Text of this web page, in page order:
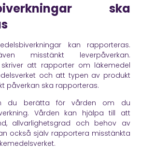
ska
kan rapporteras.
misstänkt leverpåverkan.
skriver att rapporter om läkemedel
och att typen av produkt
påverkan ska rapporteras.
du berätta för vården om du
Vården kan hjälpa till att
allvarlighetsgrad och behov av
också själv rapportera misstänkta